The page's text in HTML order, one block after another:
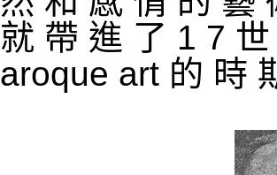
就 帶 進 了 1 7
aroque art 的 時